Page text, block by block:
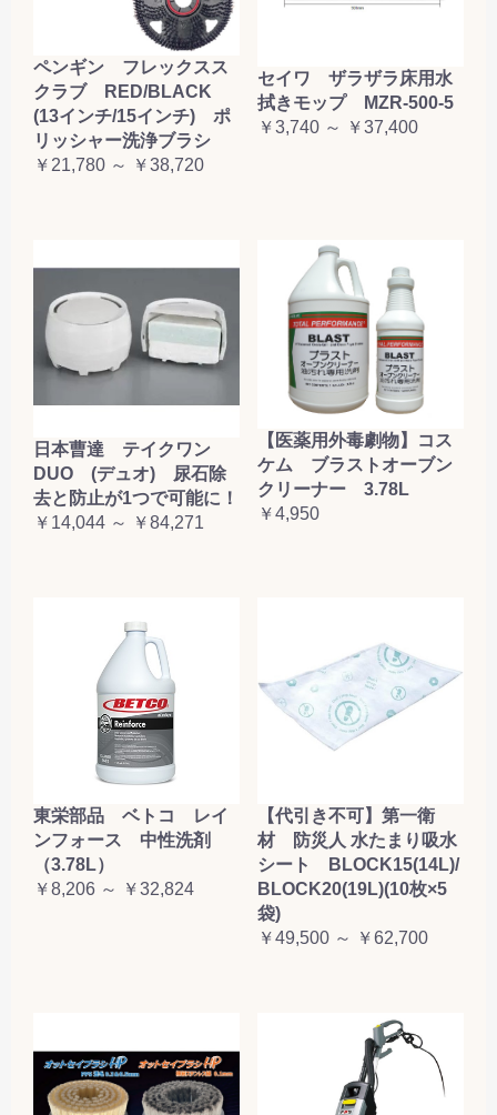
ペンギン フレックスス
クラブ RED/BLACK
(13インチ/15インチ) ポ
リッシャー洗浄ブラシ
￥21,780 ～ ￥38,720
セイワ ザラザラ床用水
拭きモップ MZR-500-5
￥3,740 ～ ￥37,400
日本曹達 テイクワン
DUO (デュオ) 尿石除
去と防止が1つで可能に！
￥14,044 ～ ￥84,271
【医薬用外毒劇物】コス
ケム ブラストオーブン
クリーナー 3.78L
￥4,950
東栄部品 ベトコ レイ
ンフォース 中性洗剤
（3.78L）
￥8,206 ～ ￥32,824
【代引き不可】第一衛
材 防災人 水たまり吸水
シート BLOCK15(14L)/
BLOCK20(19L)(10枚×5
袋)
￥49,500 ～ ￥62,700